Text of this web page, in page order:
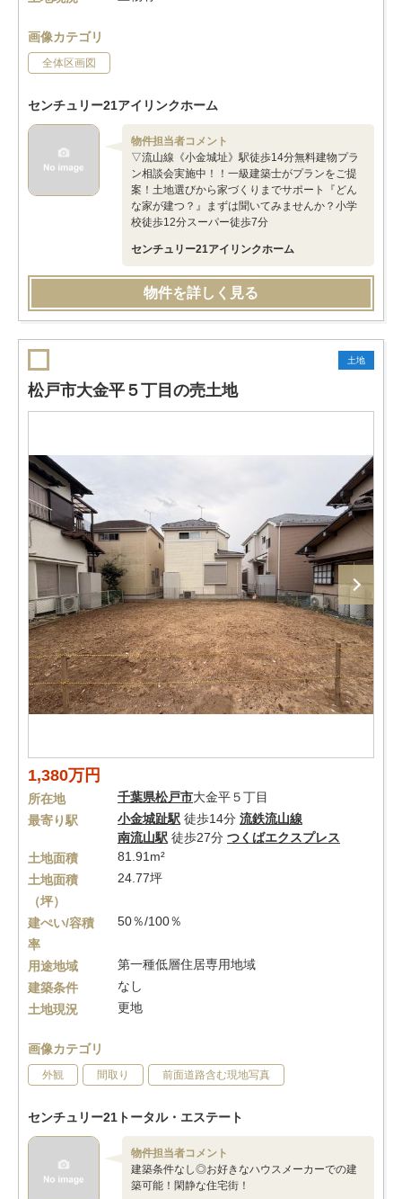
画像カテゴリ
全体区画図
センチュリー21アイリンクホーム
物件担当者コメント
▽流山線《小金城址》駅徒歩14分無料建物プラ
ン相談会実施中！！一級建築士がプランをご提
案！土地選びから家づくりまでサポート『どん
な家が建つ？』まずは聞いてみませんか？小学
校徒歩12分スーパー徒歩7分
センチュリー21アイリンクホーム
物件を詳しく見る
土地
松戸市大金平５丁目の売土地
1,380万円
所在地 千葉県松戸市大金平５丁目
最寄り駅
小金城趾駅 徒歩14分 流鉄流山線
南流山駅 徒歩27分 つくばエクスプレス
土地面積
81.91m²
土地面積
（坪）
24.77坪
建ぺい/容積
率
50％/100％
用途地域
第一種低層住居専用地域
建築条件
なし
土地現況
更地
画像カテゴリ
外観 間取り 前面道路含む現地写真
センチュリー21トータル・エステート
物件担当者コメント
建築条件なし◎お好きなハウスメーカーでの建
築可能！閑静な住宅街！